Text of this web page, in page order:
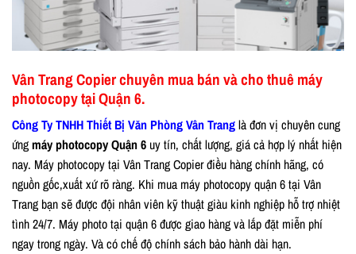
Vân Trang Copier chuyên mua bán và cho thuê máy
photocopy tại Quận 6.
Công Ty TNHH Thiết Bị Văn Phòng Vân Tranglà đơn vị chuyên cung
ứngmáy photocopy Quận 6 uy tín, chất lượng, giá cả hợp lý nhất hiện
nay. Máy photocopy tại Vân Trang Copier điều hàng chính hãng, có
nguồn gốc,xuất xứ rõ ràng. Khi mua máy photocopy quận 6 tại Vân
Trang bạn sẽ được đội nhân viên kỹ thuật giàu kinh nghiệp hỗ trợ nhiệt
tình 24/7. Máy photo tại quận 6 được giao hàng và lắp đặt miễn phí
ngay trong ngày. Và có chế độ chính sách bảo hành dài hạn.